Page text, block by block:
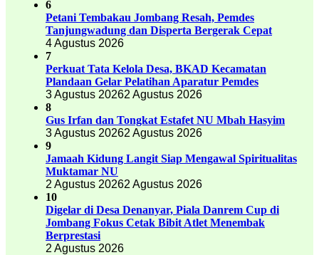
6
Petani Tembakau Jombang Resah, Pemdes
Tanjungwadung dan Disperta Bergerak Cepat
4 Agustus 2026
7
Perkuat Tata Kelola Desa, BKAD Kecamatan
Plandaan Gelar Pelatihan Aparatur Pemdes
3 Agustus 20262 Agustus 2026
8
Gus Irfan dan Tongkat Estafet NU Mbah Hasyim
3 Agustus 20262 Agustus 2026
9
Jamaah Kidung Langit Siap Mengawal Spiritualitas
Muktamar NU
2 Agustus 20262 Agustus 2026
10
Digelar di Desa Denanyar, Piala Danrem Cup di
Jombang Fokus Cetak Bibit Atlet Menembak
Berprestasi
2 Agustus 2026